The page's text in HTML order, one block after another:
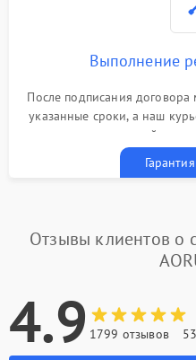
Выполнение
После подписания
указанные сроки, а наш
гарантийным
Отзывы клиентов о
4.9 1799 отзывов